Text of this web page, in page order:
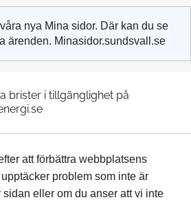
nya Mina sidor. Där kan du se
ärenden. Minasidor.sundsvall.se
brister i tillgänglighet på
att förbättra webbplatsens
problem som inte är
eller om du anser att vi inte